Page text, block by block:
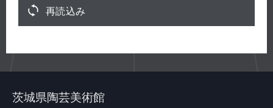
再読込み
茨城県陶芸美術館